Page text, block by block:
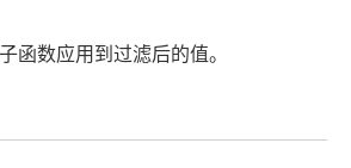
函数应用到过滤后的值。